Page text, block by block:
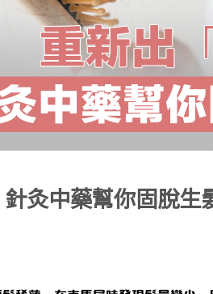
灸中藥幫你固脫生